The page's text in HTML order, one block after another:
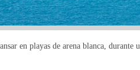
en playas de arena blanca,